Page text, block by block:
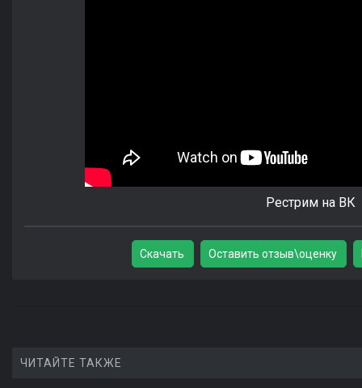
Рестрим на ВК
Скачать Оставить отзыв\оценку
ЧИТАЙТЕ ТАКЖЕ